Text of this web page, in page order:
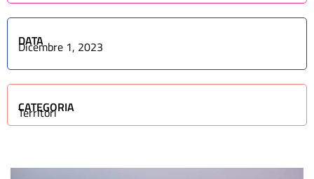
DATA
Dicembre 1, 2023
CATEGORIA
Territori